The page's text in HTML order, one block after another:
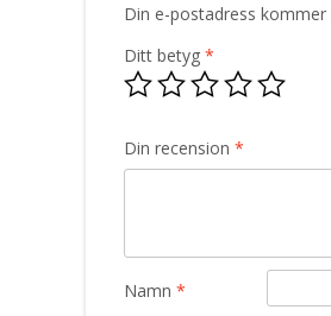
Din e-postadress kommer
Ditt betyg *
Din recension *
Namn *